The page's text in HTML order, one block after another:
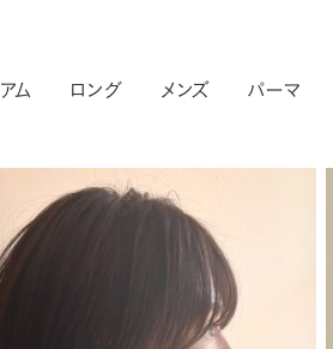
ム ロング メンズ パーマ